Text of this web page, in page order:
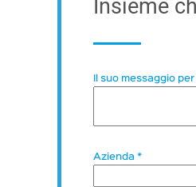
Insieme
Il suo messaggio
Azienda *